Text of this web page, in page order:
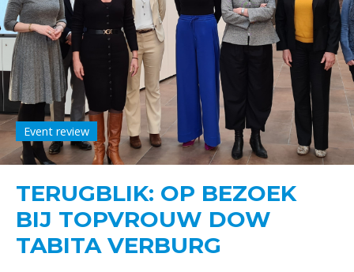
Event review
TERUGBLIK: OP BEZOEK
BIJ TOPVROUW DOW
TABITA VERBURG